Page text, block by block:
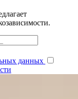
данных